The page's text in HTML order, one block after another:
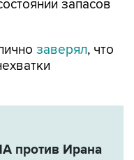
против Ирана